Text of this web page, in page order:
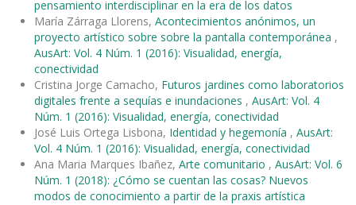
pensamiento interdisciplinar en la era de los datos
María Zárraga Llorens, Acontecimientos anónimos, un
proyecto artístico sobre sobre la pantalla contemporánea ,
AusArt: Vol. 4 Núm. 1 (2016): Visualidad, energía,
conectividad
Cristina Jorge Camacho, Futuros jardines como laboratorios
digitales frente a sequías e inundaciones , AusArt: Vol. 4
Núm. 1 (2016): Visualidad, energía, conectividad
José Luis Ortega Lisbona, Identidad y hegemonía , AusArt:
Vol. 4 Núm. 1 (2016): Visualidad, energía, conectividad
Ana Maria Marques Ibañez, Arte comunitario , AusArt: Vol. 6
Núm. 1 (2018): ¿Cómo se cuentan las cosas? Nuevos
modos de conocimiento a partir de la praxis artística